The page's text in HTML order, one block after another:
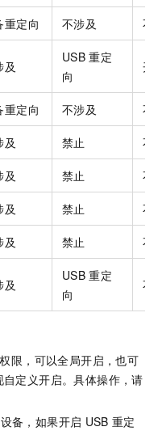
重定向 不涉及 不
及
USB 重定
向
开
重定向 不涉及 不
及 禁止 不
及 禁止 不
及 禁止 不
及 禁止 不
及
USB 重定
向
不
限，可以全局开启，也可
自定义开启。具体操作，请
设备，如果开启 USB 重定